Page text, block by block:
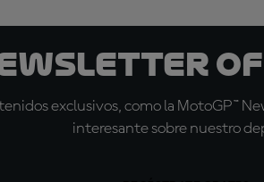
exclusivos, como la MotoGP™
interesante sobre nuestro